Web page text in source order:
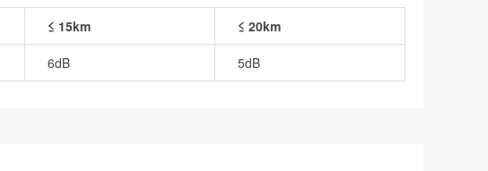
≤ 15km ≤ 20km
6dB 5dB